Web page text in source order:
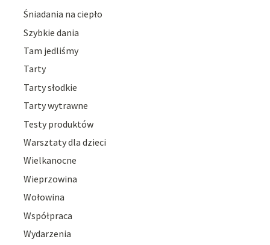
Śniadania na ciepło
Szybkie dania
Tam jedliśmy
Tarty
Tarty słodkie
Tarty wytrawne
Testy produktów
Warsztaty dla dzieci
Wielkanocne
Wieprzowina
Wołowina
Współpraca
Wydarzenia